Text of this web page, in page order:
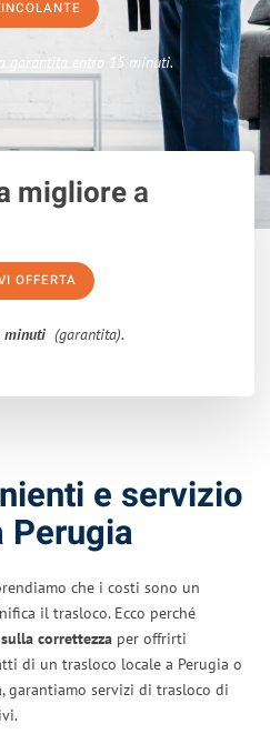
garantita entro 15 minuti.
migliorea
OFFERTA
(garantita).
e servizio
Perugia
che i costi sono un
il trasloco. Ecco perché
correttezza per offrirti
di un trasloco locale a Perugia o
servizi di trasloco di